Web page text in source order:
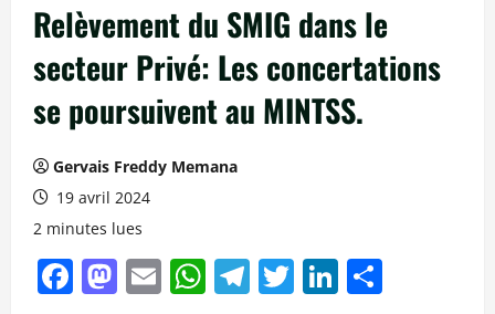
Relèvement du SMIG dans le
secteur Privé: Les concertations
se poursuivent au MINTSS.
Gervais Freddy Memana
19 avril 2024
2 minutes lues
Facebook
Mastodon
EmailWhatsApp
Telegram
TwitterLinkedIn